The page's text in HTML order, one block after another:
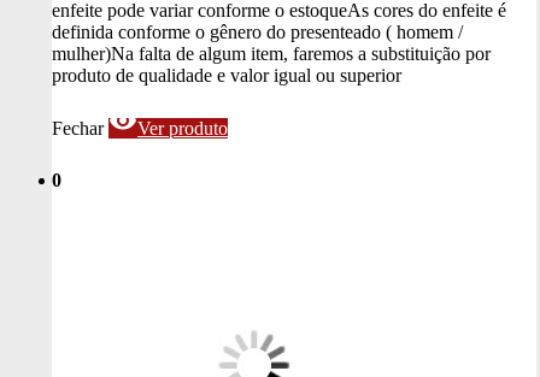
enfeite pode variar conforme o estoqueAs cores do enfeite é
definida conforme o gênero do presenteado ( homem /
mulher)Na falta de algum item, faremos a substituição por
produto de qualidade e valor igual ou superior
Fechar visibilityVer produto
0